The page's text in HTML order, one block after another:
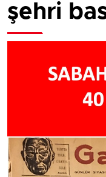
şehri